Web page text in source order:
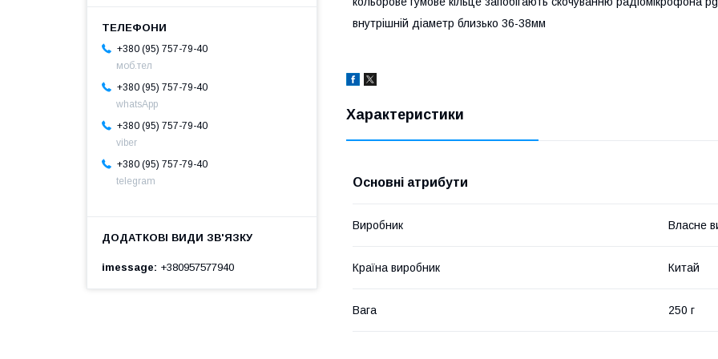
внутрішній діаметр близько 36-38мм
Характеристики
Основні атрибути
Виробник Власне
Країна виробник Китай
Вага 250 г
+380 (95) 757-79-40
моб.тел
+380 (95) 757-79-40
whatsApp
+380 (95) 757-79-40
viber
+380 (95) 757-79-40
telegram
imessage +380957577940